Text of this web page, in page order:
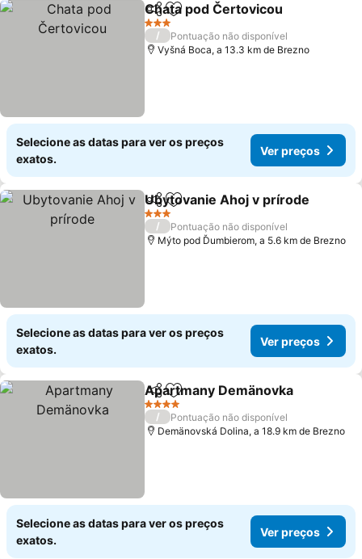
PartilharAdicionar aos favoritos
Chata pod Čertovicou
3 Estrelas
/
Pontuação não disponível
Vyšná Boca, a 13.3 km de Brezno
Selecione as datas para ver os preços
exatos.
Ver preços
PartilharAdicionar aos favoritos
Ubytovanie Ahoj v prírode
3 Estrelas
/
Pontuação não disponível
Mýto pod Ďumbierom, a 5.6 km de Brezno
Selecione as datas para ver os preços
exatos.
Ver preços
PartilharAdicionar aos favoritos
Apartmany Demänovka
4 Estrelas
/
Pontuação não disponível
Demänovská Dolina, a 18.9 km de Brezno
Selecione as datas para ver os preços
exatos.
Ver preços